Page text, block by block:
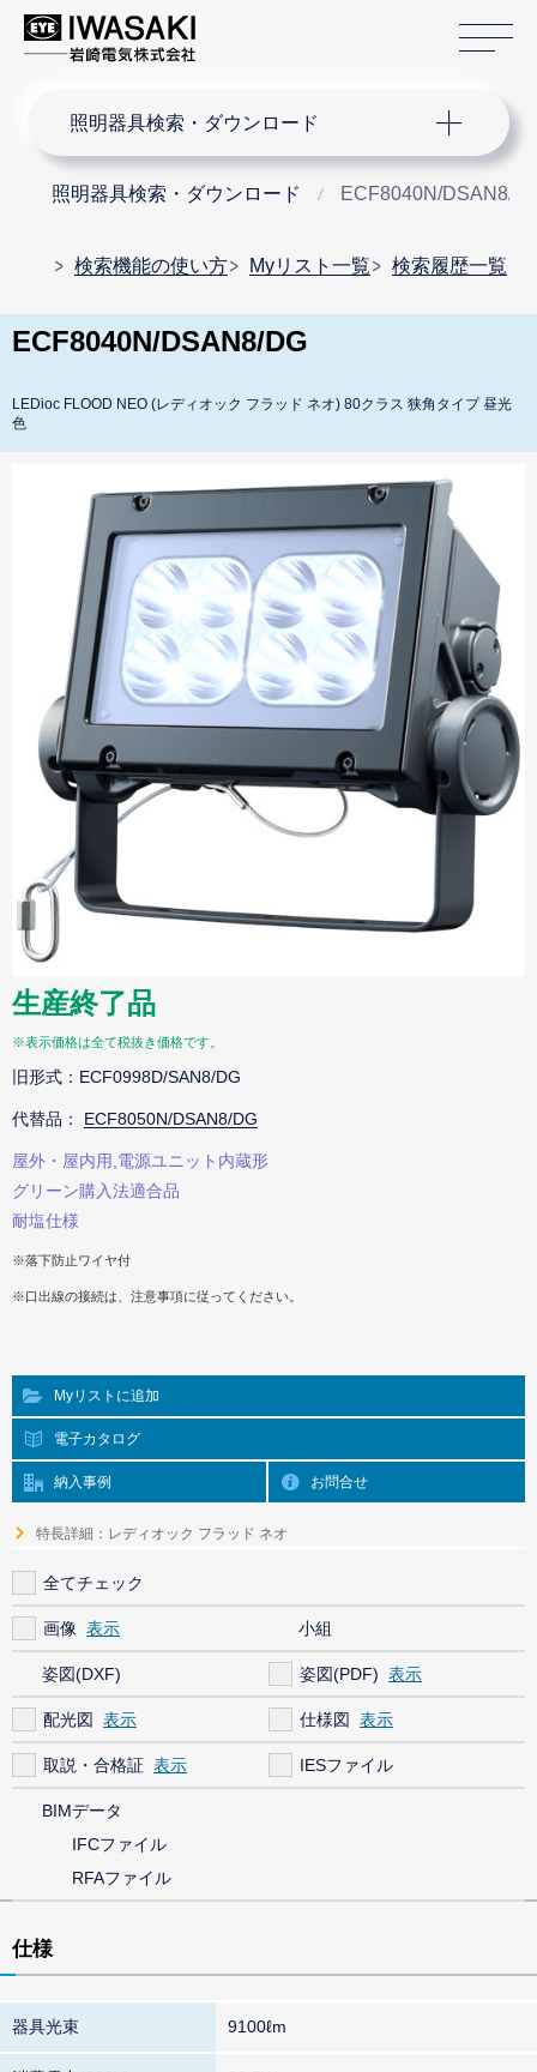
照明器具検索・ダウンロード
照明器具検索・ダウンロード ECF8040N/DSAN8/
検索機能の使い方 Myリスト一覧 検索履歴一覧
ECF8040N/DSAN8/DG
LEDioc FLOOD NEO (レディオック フラッド ネオ) 80クラス 狭角タイプ 昼光
色
生産終了品
※表示価格は全て税抜き価格です。
旧形式：ECF0998D/SAN8/DG
代替品： ECF8050N/DSAN8/DG
屋外・屋内用,電源ユニット内蔵形
グリーン購入法適合品
耐塩仕様
※落下防止ワイヤ付
※口出線の接続は、注意事項に従ってください。
Myリストに追加
電子カタログ
納入事例 お問合せ
特長詳細：レディオック フラッド ネオ
全てチェック
画像 小組
姿図(DXF) 姿図(PDF)
配光図 仕様図
取説・合格証 IESファイル
BIMデータ
IFCファイル
RFAファイル
仕様
器具光束 9100ℓm